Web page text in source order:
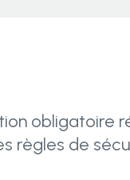
obligatoire
règles de